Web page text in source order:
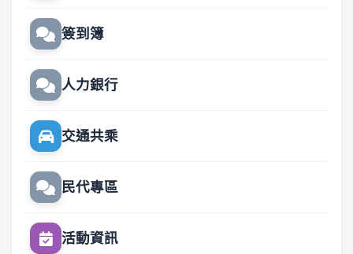
簽到簿
人力銀行
交通共乘
民代專區
活動資訊